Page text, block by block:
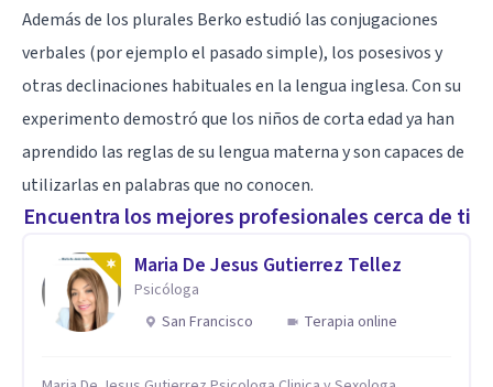
Además de los plurales Berko estudió las conjugaciones
verbales (por ejemplo el pasado simple), los posesivos y
otras declinaciones habituales en la lengua inglesa. Con su
experimento demostró que los niños de corta edad ya han
aprendido las reglas de su lengua materna y son capaces de
utilizarlas en palabras que no conocen.
Encuentra los mejores profesionales cerca de ti
Maria De Jesus Gutierrez Tellez
Psicóloga
San Francisco
Terapia online